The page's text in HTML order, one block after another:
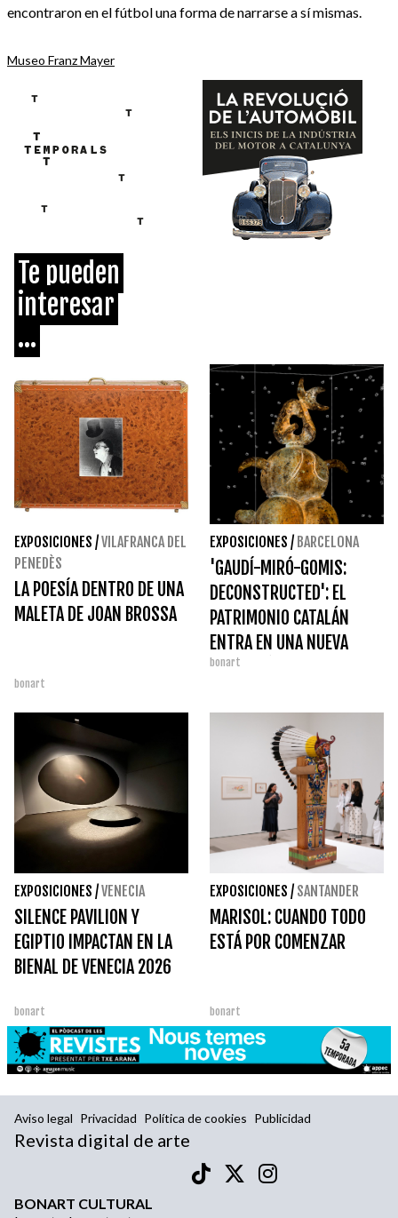
encontraron en el fútbol una forma de narrarse a sí mismas.
Museo Franz Mayer
Te pueden
interesar
...
EXPOSICIONES /VILAFRANCA DEL
PENEDÈS
LA POESÍA DENTRO DE UNA
MALETA DE JOAN BROSSA
bonart
EXPOSICIONES / BARCELONA
'GAUDÍ-MIRÓ-GOMIS:
DECONSTRUCTED': EL
PATRIMONIO CATALÁN
ENTRA EN UNA NUEVA
DIMENSIÓN
bonart
EXPOSICIONES /VENECIA
SILENCE PAVILION Y
EGIPTIO IMPACTAN EN LA
BIENAL DE VENECIA 2026
bonart
EXPOSICIONES / SANTANDER
MARISOL: CUANDO TODO
ESTÁ POR COMENZAR
bonart
Aviso legal Privacidad Política de cookies Publicidad
Revista digital de arte
BONART CULTURAL